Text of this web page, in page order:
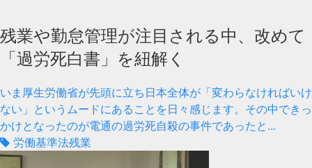
残業や勤怠管理が注目される中、改めて
「過労死白書」を紐解く
いま厚生労働省が先頭に立ち日本全体が「変わらなければいけ
ない」というムードにあることを日々感じます。その中できっ
かけとなったのが電通の過労死自殺の事件であったと...
労働基準法残業